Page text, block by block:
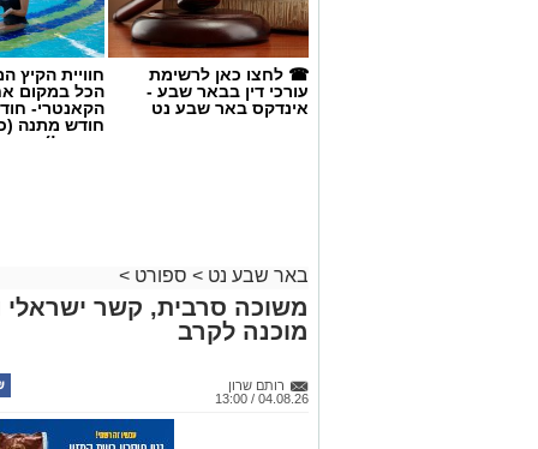
28:0. לא, זו לא התוצאה שבה הכוכב
ישבתי שם והסתכלתי מסביב. שורות של
מצלמות, טלפונים, כתבים שעובדים,
☎ לחצו כאן לרשימת
עורכי דין בבאר שבע -
אינדקס באר שבע נט
חוויית הקיץ
הכל במקום
הקאנטרי-
חודש מתנה
החגים!)
באר שבע נט > ספורט >
משוכה סרבית, קשר
מוכנה לקרב
רותם שרון
04.08.26 / 13:00